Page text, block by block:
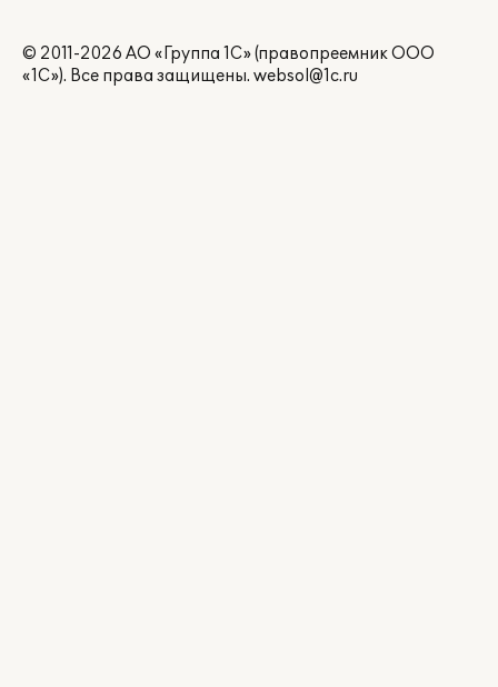
© 2011-2026 АО «Группа 1С» (правопреемник ООО
«1С»). Все права защищены. websol@1c.ru